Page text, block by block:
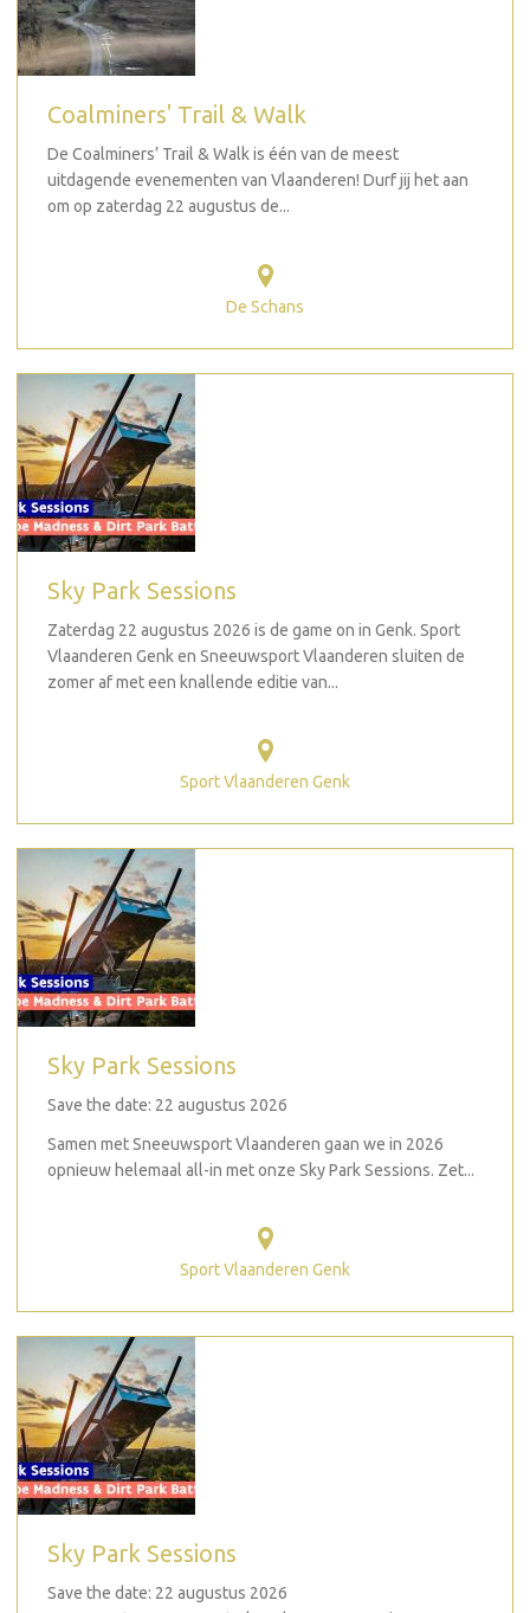
Coalminers' Trail & Walk
De Coalminers’ Trail & Walk is één van de meest
uitdagende evenementen van Vlaanderen! Durf jij het aan
om op zaterdag 22 augustus de...
De Schans
Sky Park Sessions
Zaterdag 22 augustus 2026 is de game on in Genk. Sport
Vlaanderen Genk en Sneeuwsport Vlaanderen sluiten de
zomer af met een knallende editie van...
Sport Vlaanderen Genk
Sky Park Sessions
Save the date: 22 augustus 2026
Samen met Sneeuwsport Vlaanderen gaan we in 2026
opnieuw helemaal all-in met onze Sky Park Sessions. Zet...
Sport Vlaanderen Genk
Sky Park Sessions
Save the date: 22 augustus 2026